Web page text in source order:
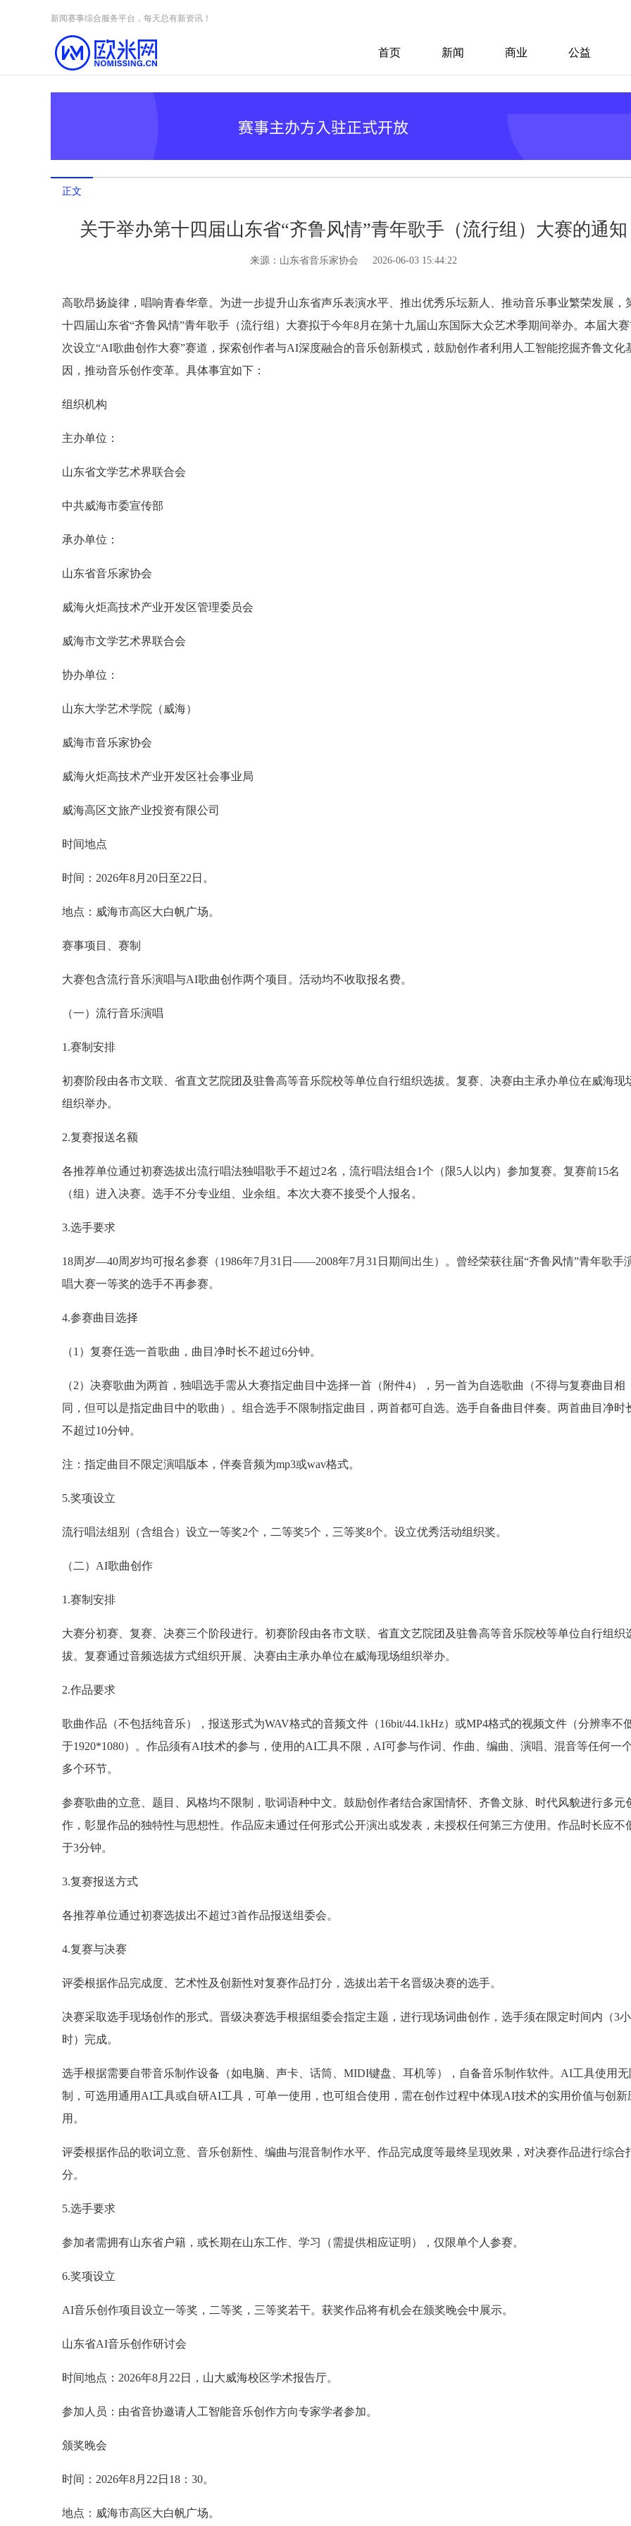
新闻赛事综合服务平台，每天总有新资讯！
首页 新闻 商业 公益
正文
关于举办第十四届山东省“齐鲁风情”青年歌手（流行组）大赛的通知
来源： 山东省音乐家协会 2026-06-03 15:44:22
高歌昂扬旋律，唱响青春华章。为进一步提升山东省声乐表演水平、推出优秀乐坛新人、推动音乐事业繁荣发展，
十四届山东省“齐鲁风情”青年歌手（流行组）大赛拟于今年8月在第十九届山东国际大众艺术季期间举办。本届大
次设立“AI歌曲创作大赛”赛道，探索创作者与AI深度融合的音乐创新模式，鼓励创作者利用人工智能挖掘齐鲁文化
因，推动音乐创作变革。具体事宜如下：
组织机构
主办单位：
山东省文学艺术界联合会
中共威海市委宣传部
承办单位：
山东省音乐家协会
威海火炬高技术产业开发区管理委员会
威海市文学艺术界联合会
协办单位：
山东大学艺术学院（威海）
威海市音乐家协会
威海火炬高技术产业开发区社会事业局
威海高区文旅产业投资有限公司
时间地点
时间：2026年8月20日至22日。
地点：威海市高区大白帆广场。
赛事项目、赛制
大赛包含流行音乐演唱与AI歌曲创作两个项目。活动均不收取报名费。
（一）流行音乐演唱
1.赛制安排
初赛阶段由各市文联、省直文艺院团及驻鲁高等音乐院校等单位自行组织选拔。复赛、决赛由主承办单位在威海现
组织举办。
2.复赛报送名额
各推荐单位通过初赛选拔出流行唱法独唱歌手不超过2名，流行唱法组合1个（限5人以内）参加复赛。复赛前15名
（组）进入决赛。选手不分专业组、业余组。本次大赛不接受个人报名。
3.选手要求
18周岁—40周岁均可报名参赛（1986年7月31日——2008年7月31日期间出生）。曾经荣获往届“齐鲁风情”青年歌手
唱大赛一等奖的选手不再参赛。
4.参赛曲目选择
（1）复赛任选一首歌曲，曲目净时长不超过6分钟。
（2）决赛歌曲为两首，独唱选手需从大赛指定曲目中选择一首（附件4），另一首为自选歌曲（不得与复赛曲目相
同，但可以是指定曲目中的歌曲）。组合选手不限制指定曲目，两首都可自选。选手自备曲目伴奏。两首曲目净时
不超过10分钟。
注：指定曲目不限定演唱版本，伴奏音频为mp3或wav格式。
5.奖项设立
流行唱法组别（含组合）设立一等奖2个，二等奖5个，三等奖8个。设立优秀活动组织奖。
（二）AI歌曲创作
1.赛制安排
大赛分初赛、复赛、决赛三个阶段进行。初赛阶段由各市文联、省直文艺院团及驻鲁高等音乐院校等单位自行组织
拔。复赛通过音频选拔方式组织开展、决赛由主承办单位在威海现场组织举办。
2.作品要求
歌曲作品（不包括纯音乐），报送形式为WAV格式的音频文件（16bit/44.1kHz）或MP4格式的视频文件（分辨率不
于1920*1080）。作品须有AI技术的参与，使用的AI工具不限，AI可参与作词、作曲、编曲、演唱、混音等任何一
多个环节。
参赛歌曲的立意、题目、风格均不限制，歌词语种中文。鼓励创作者结合家国情怀、齐鲁文脉、时代风貌进行多元
作，彰显作品的独特性与思想性。作品应未通过任何形式公开演出或发表，未授权任何第三方使用。作品时长应不
于3分钟。
3.复赛报送方式
各推荐单位通过初赛选拔出不超过3首作品报送组委会。
4.复赛与决赛
评委根据作品完成度、艺术性及创新性对复赛作品打分，选拔出若干名晋级决赛的选手。
决赛采取选手现场创作的形式。晋级决赛选手根据组委会指定主题，进行现场词曲创作，选手须在限定时间内（3小
时）完成。
选手根据需要自带音乐制作设备（如电脑、声卡、话筒、MIDI键盘、耳机等），自备音乐制作软件。AI工具使用无
制，可选用通用AI工具或自研AI工具，可单一使用，也可组合使用，需在创作过程中体现AI技术的实用价值与创新
用。
评委根据作品的歌词立意、音乐创新性、编曲与混音制作水平、作品完成度等最终呈现效果，对决赛作品进行综合
分。
5.选手要求
参加者需拥有山东省户籍，或长期在山东工作、学习（需提供相应证明），仅限单个人参赛。
6.奖项设立
AI音乐创作项目设立一等奖，二等奖，三等奖若干。获奖作品将有机会在颁奖晚会中展示。
山东省AI音乐创作研讨会
时间地点：2026年8月22日，山大威海校区学术报告厅。
参加人员：由省音协邀请人工智能音乐创作方向专家学者参加。
颁奖晚会
时间：2026年8月22日18：30。
地点：威海市高区大白帆广场。